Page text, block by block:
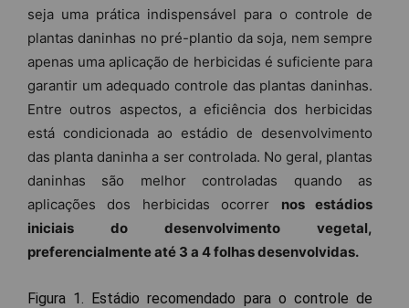
seja uma prática indispensável para o controle de
plantas daninhas no pré-plantio da soja, nem sempre
apenas uma aplicação de herbicidas é suficiente para
garantir um adequado controle das plantas daninhas.
Entre outros aspectos, a eficiência dos herbicidas
está condicionada ao estádio de desenvolvimento
das planta daninha a ser controlada. No geral, plantas
daninhas são melhor controladas quando as
aplicações dos herbicidas ocorrer nos estádios
iniciais do desenvolvimento vegetal,
preferencialmente até 3 a 4 folhas desenvolvidas.
Figura 1. Estádio recomendado para o controle de